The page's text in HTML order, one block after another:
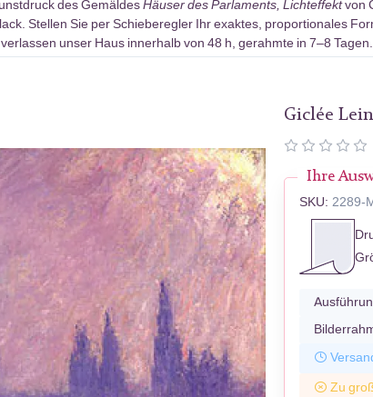
des GemäldesHäuser des Parlaments, Lichteffektvon
Stellen Sie per Schieberegler Ihr exaktes, proportionales
unser Haus innerhalb von 48 h, gerahmte in 7–8
Giclée
Ihre
SKU: 2289-
Zu